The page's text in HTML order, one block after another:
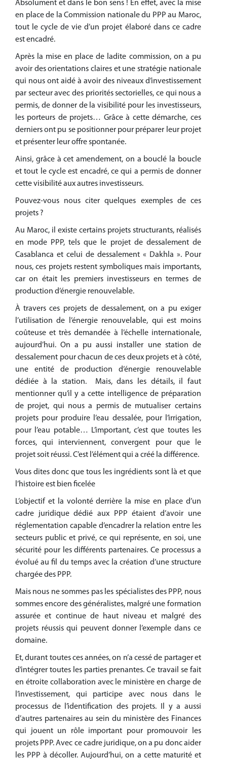
Absolument et dans le bon sens ! En effet, avec la mise
en place de la Commission nationale du PPP au Maroc,
tout le cycle de vie d’un projet élaboré dans ce cadre
est encadré.
Après la mise en place de ladite commission, on a pu
avoir des orientations claires et une stratégie nationale
qui nous ont aidé à avoir des niveaux d’investissement
par secteur avec des priorités sectorielles, ce qui nous a
permis, de donner de la visibilité pour les investisseurs,
les porteurs de projets… Grâce à cette démarche, ces
derniers ont pu se positionner pour préparer leur projet
et présenter leur offre spontanée.
Ainsi, grâce à cet amendement, on a bouclé la boucle
et tout le cycle est encadré, ce qui a permis de donner
cette visibilité aux autres investisseurs.
Pouvez-vous nous citer quelques exemples de ces
projets ?
Au Maroc, il existe certains projets structurants, réalisés
en mode PPP, tels que le projet de dessalement de
Casablanca et celui de dessalement « Dakhla ». Pour
nous, ces projets restent symboliques mais importants,
car on était les premiers investisseurs en termes de
production d’énergie renouvelable.
À travers ces projets de dessalement, on a pu exiger
l’utilisation de l’énergie renouvelable, qui est moins
coûteuse et très demandée à l’échelle internationale,
aujourd’hui. On a pu aussi installer une station de
dessalement pour chacun de ces deux projets et à côté,
une entité de production d’énergie renouvelable
dédiée à la station. Mais, dans les détails, il faut
mentionner qu’il y a cette intelligence de préparation
de projet, qui nous a permis de mutualiser certains
projets pour produire l’eau dessalée, pour l’irrigation,
pour l’eau potable… L’important, c’est que toutes les
forces, qui interviennent, convergent pour que le
projet soit réussi. C’est l’élément qui a créé la différence.
Vous dites donc que tous les ingrédients sont là et que
l’histoire est bien ficelée
L’objectif et la volonté derrière la mise en place d’un
cadre juridique dédié aux PPP étaient d’avoir une
réglementation capable d’encadrer la relation entre les
secteurs public et privé, ce qui représente, en soi, une
sécurité pour les différents partenaires. Ce processus a
évolué au fil du temps avec la création d’une structure
chargée des PPP.
Mais nous ne sommes pas les spécialistes des PPP, nous
sommes encore des généralistes, malgré une formation
assurée et continue de haut niveau et malgré des
projets réussis qui peuvent donner l’exemple dans ce
domaine.
Et, durant toutes ces années, on n’a cessé de partager et
d’intégrer toutes les parties prenantes. Ce travail se fait
en étroite collaboration avec le ministère en charge de
l’investissement, qui participe avec nous dans le
processus de l’identification des projets. Il y a aussi
d’autres partenaires au sein du ministère des Finances
qui jouent un rôle important pour promouvoir les
projets PPP. Avec ce cadre juridique, on a pu donc aider
les PPP à décoller. Aujourd’hui, on a cette maturité et